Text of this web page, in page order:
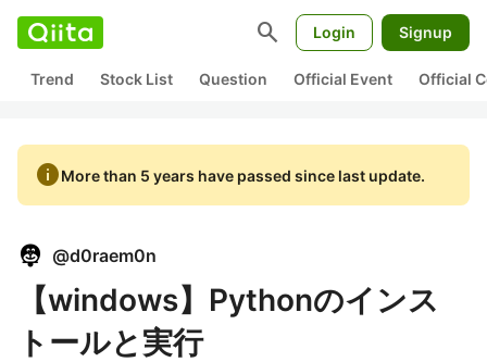
search Login Signup
Trend Stock List Question Official Event Official
infoMore than 5 years have passed since last update.
@d0raem0n
【windows】Pythonのインス
トールと実行